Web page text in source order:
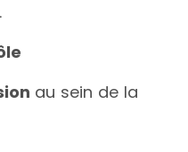
au sein de la